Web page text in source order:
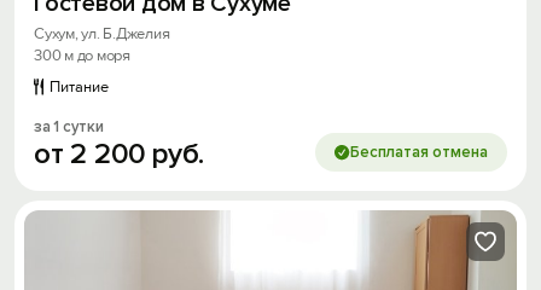
Сухум, ул. Б.Джелия
300 м до моря
Питание
за 1 сутки
от 2 200 руб. Бесплатая отмена